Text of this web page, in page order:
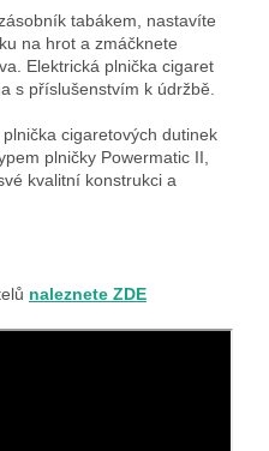
tabákem, nastavíte
na hrot a zmáčknete
Elektrická plnička cigaret
s příslušenstvím k údržbě.
cigaretových dutinek
plničky Powermatic II,
kvalitní konstrukci a
naleznete ZDE